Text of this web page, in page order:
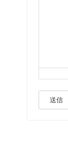
送信